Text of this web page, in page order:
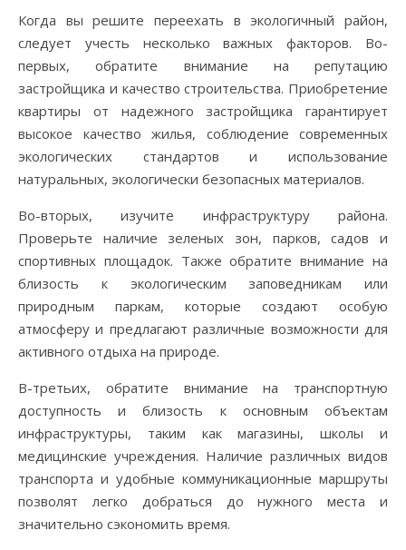
Когда вы решите переехать в экологичный район,
следует учесть несколько важных факторов. Во-
первых, обратите внимание на репутацию
застройщика и качество строительства. Приобретение
квартиры от надежного застройщика гарантирует
высокое качество жилья, соблюдение современных
экологических стандартов и использование
натуральных, экологически безопасных материалов.
Во-вторых, изучите инфраструктуру района.
Проверьте наличие зеленых зон, парков, садов и
спортивных площадок. Также обратите внимание на
близость к экологическим заповедникам или
природным паркам, которые создают особую
атмосферу и предлагают различные возможности для
активного отдыха на природе.
В-третьих, обратите внимание на транспортную
доступность и близость к основным объектам
инфраструктуры, таким как магазины, школы и
медицинские учреждения. Наличие различных видов
транспорта и удобные коммуникационные маршруты
позволят легко добраться до нужного места и
значительно сэкономить время.